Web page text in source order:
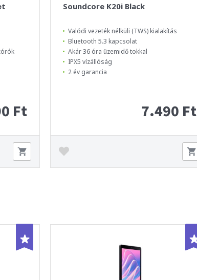
Ft
Soundcore K20i Black
Valódi vezeték nélküli (TWS) kialakítás
Bluetooth 5.3 kapcsolat
Akár 36 óra üzemidő tokkal
IPX5 vízállóság
2 év garancia
7.490 Ft